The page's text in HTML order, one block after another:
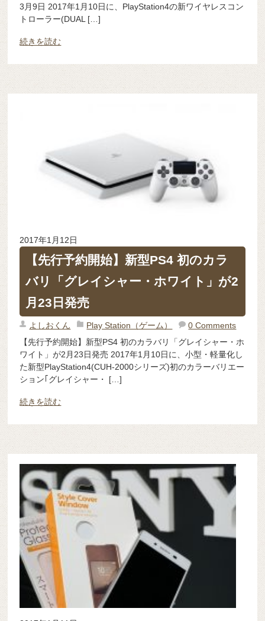
3月9日 2017年1月10日に、PlayStation4の新ワイヤレスコン
トローラー(DUAL […]
続きを読む
2017年1月12日
【先行予約開始】新型PS4 初のカラ
バリ「グレイシャー・ホワイト」が2
月23日発売
よしおくん Play Station（ゲーム）
0 Comments
【先行予約開始】新型PS4 初のカラバリ「グレイシャー・ホ
ワイト」が2月23日発売 2017年1月10日に、小型・軽量化し
た新型PlayStation4(CUH-2000シリーズ)初のカラーバリエー
ション｢グレイシャー・ […]
続きを読む